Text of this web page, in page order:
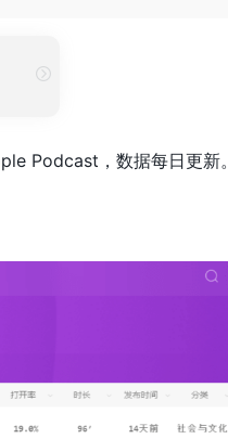
Podcast，数据每日更新。